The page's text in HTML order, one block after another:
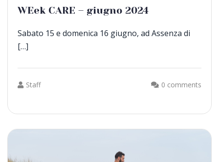
WEek CARE – giugno 2024
Sabato 15 e domenica 16 giugno, ad Assenza di
[…]
Staff 0 comments